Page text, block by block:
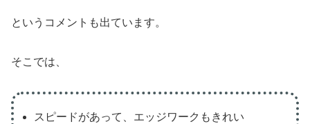
というコメントも出ています。
そこでは、
スピードがあって、エッジワークもきれい